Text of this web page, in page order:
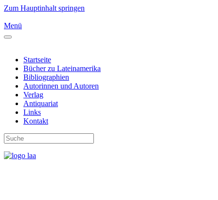
Zum Hauptinhalt springen
Menü
Startseite
Bücher zu Lateinamerika
Bibliographien
Autorinnen und Autoren
Verlag
Antiquariat
Links
Kontakt